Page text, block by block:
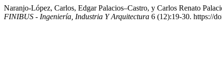
Naranjo-López, Carlos, Edgar Palacios–Castro, y Carlos Renato
FINIBUS - Ingeniería, Industria Y Arquitectura 6 (12):19-30. https://